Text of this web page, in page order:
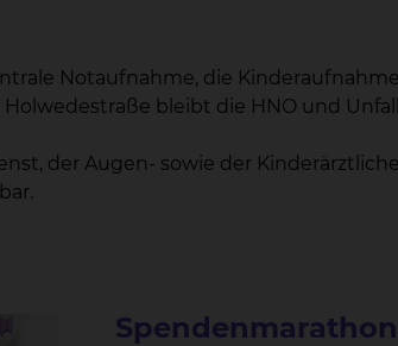
Notaufnahme, die
bleibt die HNO und
der Augen- sowie der